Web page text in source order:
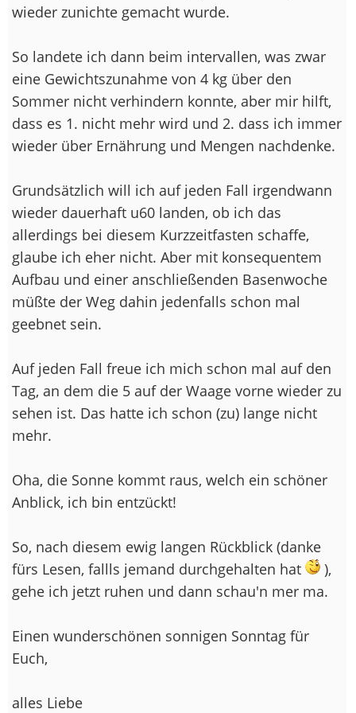
wieder zunichte gemacht wurde.
So landete ich dann beim intervallen, was zwar
eine Gewichtszunahme von 4 kg über den
Sommer nicht verhindern konnte, aber mir hilft,
dass es 1. nicht mehr wird und 2. dass ich immer
wieder über Ernährung und Mengen nachdenke.
Grundsätzlich will ich auf jeden Fall irgendwann
wieder dauerhaft u60 landen, ob ich das
allerdings bei diesem Kurzzeitfasten schaffe,
glaube ich eher nicht. Aber mit konsequentem
Aufbau und einer anschließenden Basenwoche
müßte der Weg dahin jedenfalls schon mal
geebnet sein.
Auf jeden Fall freue ich mich schon mal auf den
Tag, an dem die 5 auf der Waage vorne wieder zu
sehen ist. Das hatte ich schon (zu) lange nicht
mehr.
Oha, die Sonne kommt raus, welch ein schöner
Anblick, ich bin entzückt!
So, nach diesem ewig langen Rückblick (danke
fürs Lesen, fallls jemand durchgehalten hat
),
gehe ich jetzt ruhen und dann schau'n mer ma.
Einen wunderschönen sonnigen Sonntag für
Euch,
alles Liebe